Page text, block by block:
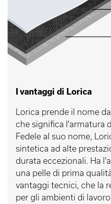
I vantaggi di Lorica
Lorica prende il nome
che significa l'armatura
Fedele al suo nome,
sintetica ad alte
durata eccezionali. Ha
una pelle di prima
vantaggi tecnici, che la
per gli ambienti di